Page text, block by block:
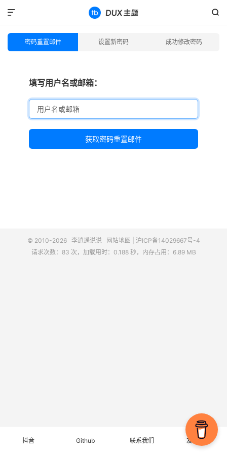


密码重置邮件 设置新密码 成功修改密码
填写用户名或邮箱：
© 2010-2026 李逍遥说说 网站地图
沪ICP备14029667号-4
请求次数：83 次，加载用时：0.188 秒，内存占用：6.89 MB
抖音 Github 联系我们 友情链接